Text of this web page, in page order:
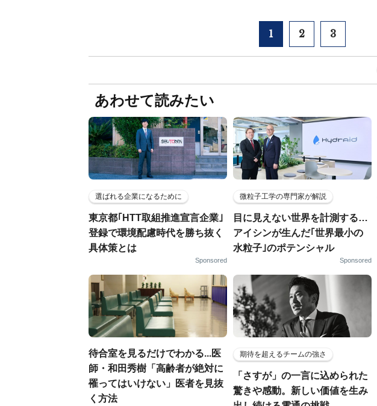
1 2 3
あわせて読みたい
選ばれる企業になるために
東京都｢HTT取組推進宣言企業｣
登録で環境配慮時代を勝ち抜く
具体策とは
Sponsored
微粒子工学の専門家が解説
目に見えない世界を計測する…
アイシンが生んだ｢世界最小の
水粒子｣のポテンシャル
Sponsored
待合室を見るだけでわかる...医
師・和田秀樹「高齢者が絶対に
罹ってはいけない」医者を見抜
く方法
期待を超えるチームの強さ
「さすが」の一言に込められた
驚きや感動。新しい価値を生み